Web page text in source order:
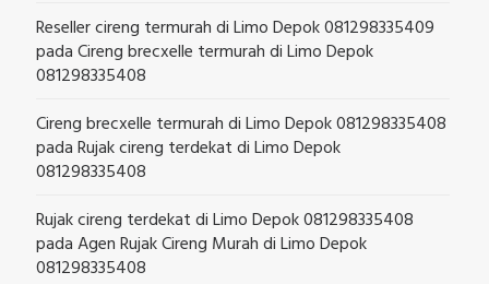
Reseller cireng termurah di Limo Depok 081298335409
padaCireng brecxelle termurah di Limo Depok
081298335408
Cireng brecxelle termurah di Limo Depok 081298335408
padaRujak cireng terdekat di Limo Depok
081298335408
Rujak cireng terdekat di Limo Depok 081298335408
padaAgen Rujak Cireng Murah di Limo Depok
081298335408